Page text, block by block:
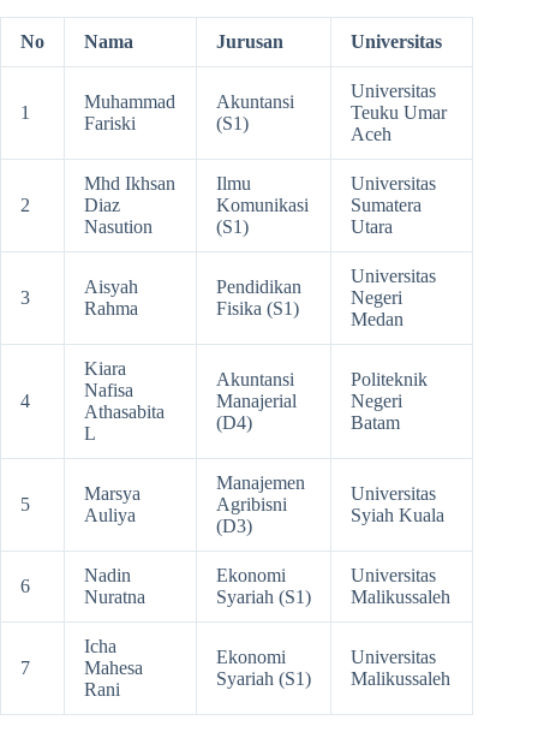
No Nama Jurusan Universitas
1
Muhammad
Fariski
Akuntansi
(S1)
Universitas
Teuku Umar
Aceh
2
Mhd Ikhsan
Diaz
Nasution
Ilmu
Komunikasi
(S1)
Universitas
Sumatera
Utara
3
Aisyah
Rahma
Pendidikan
Fisika (S1)
Universitas
Negeri
Medan
4
Kiara
Nafisa
Athasabita
L
Akuntansi
Manajerial
(D4)
Politeknik
Negeri
Batam
5
Marsya
Auliya
Manajemen
Agribisni
(D3)
Universitas
Syiah Kuala
6
Nadin
Nuratna
Ekonomi
Syariah (S1)
Universitas
Malikussaleh
7
Icha
Mahesa
Rani
Ekonomi
Syariah (S1)
Universitas
Malikussaleh